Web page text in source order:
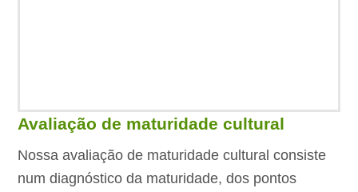
Avaliação de maturidade cultural
Nossa avaliação de maturidade cultural consiste
num diagnóstico da maturidade, dos pontos